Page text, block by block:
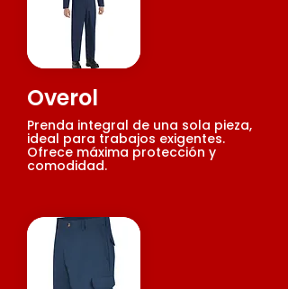
Overol
Prenda integral de una sola pieza,
ideal para trabajos exigentes.
Ofrece máxima protección y
comodidad.